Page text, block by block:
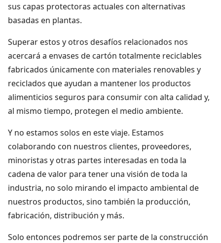
sus capas protectoras actuales con alternativas
basadas en plantas.
Superar estos y otros desafíos relacionados nos
acercará a envases de cartón totalmente reciclables
fabricados únicamente con materiales renovables y
reciclados que ayudan a mantener los productos
alimenticios seguros para consumir con alta calidad y,
al mismo tiempo, protegen el medio ambiente.
Y no estamos solos en este viaje. Estamos
colaborando con nuestros clientes, proveedores,
minoristas y otras partes interesadas en toda la
cadena de valor para tener una visión de toda la
industria, no solo mirando el impacto ambiental de
nuestros productos, sino también la producción,
fabricación, distribución y más.
Solo entonces podremos ser parte de la construcción